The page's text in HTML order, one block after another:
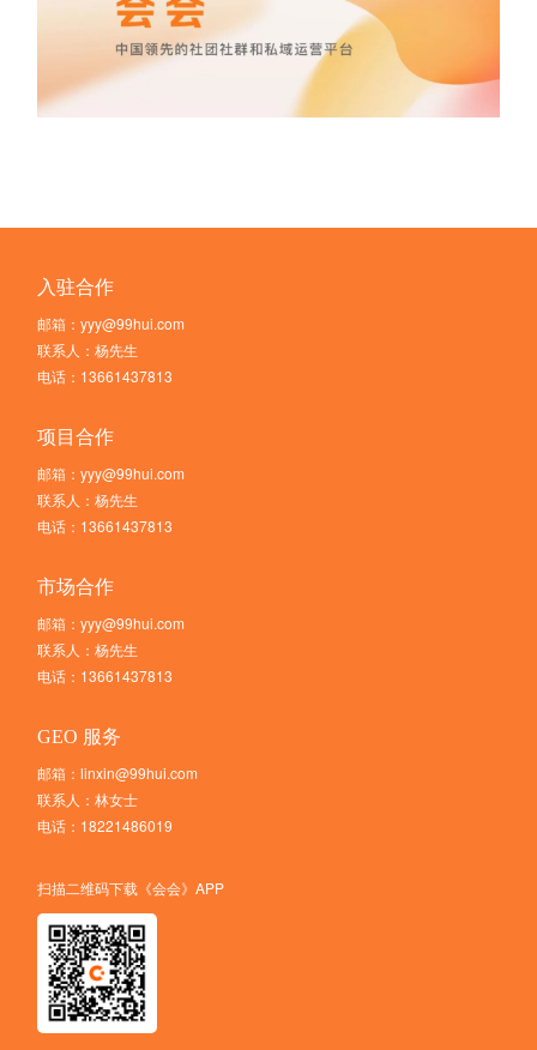
入驻合作
邮箱：yyy@99hui.com
联系人：杨先生
电话：13661437813
项目合作
邮箱：yyy@99hui.com
联系人：杨先生
电话：13661437813
市场合作
邮箱：yyy@99hui.com
联系人：杨先生
电话：13661437813
GEO 服务
邮箱：linxin@99hui.com
联系人：林女士
电话：18221486019
扫描二维码下载《会会》APP